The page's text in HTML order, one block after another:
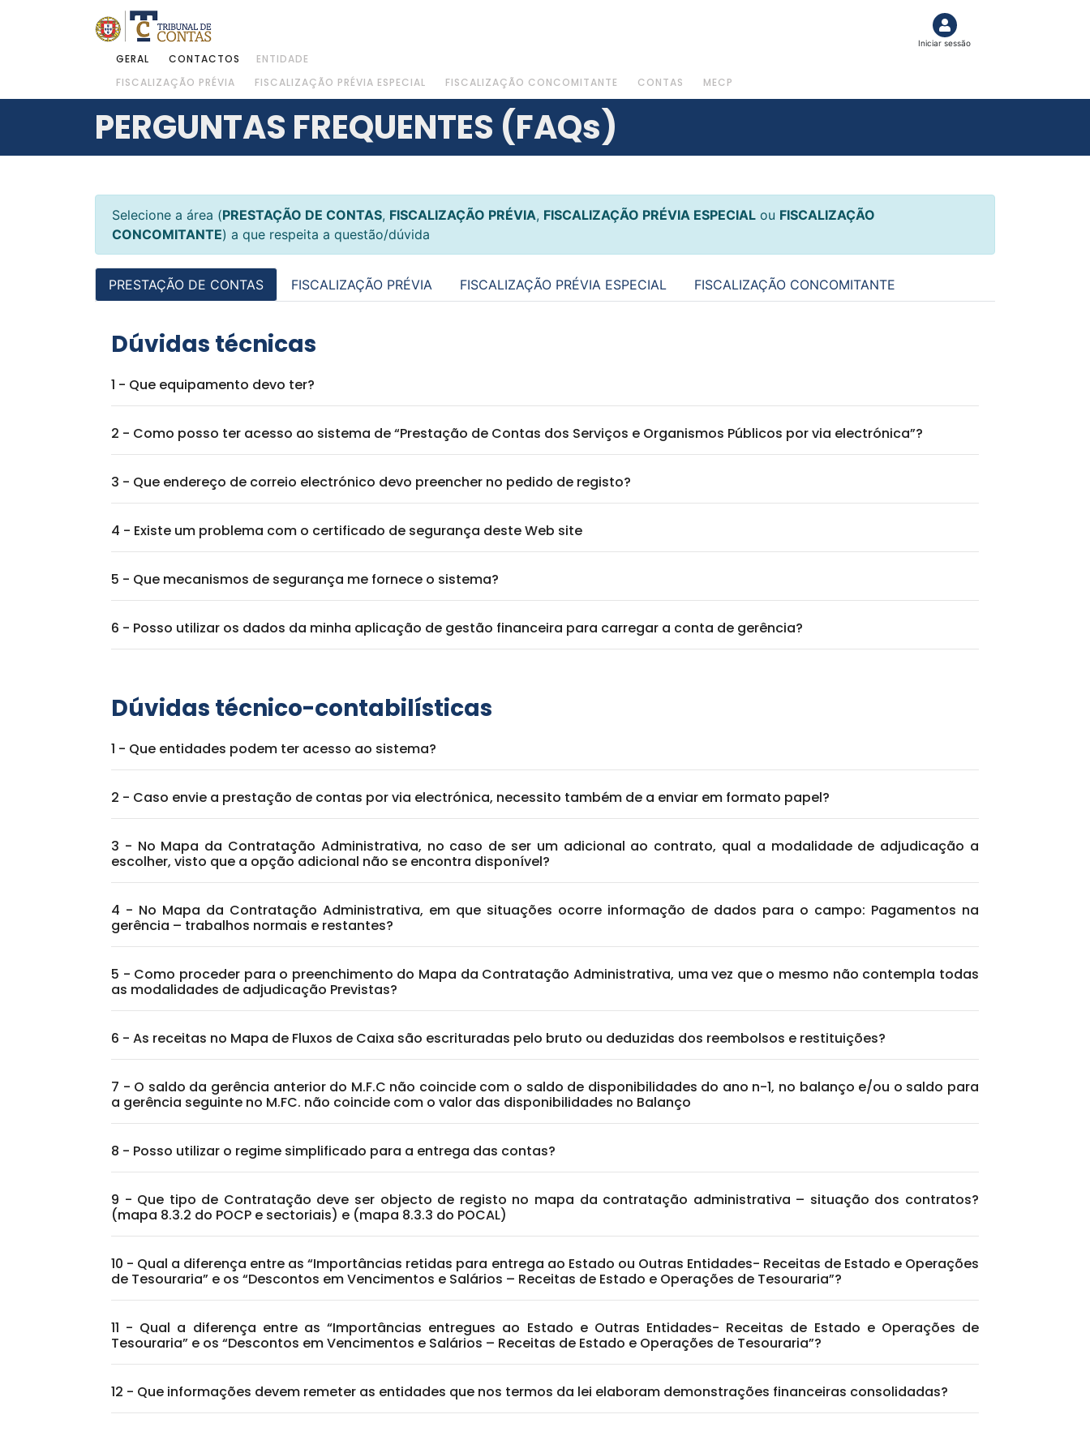
Iniciar sessão
GERAL CONTACTOS
ENTIDADE
FISCALIZAÇÃO PRÉVIA
FISCALIZAÇÃO PRÉVIA ESPECIAL FISCALIZAÇÃO CONCOMITANTE CONTAS MECP
PERGUNTAS FREQUENTES (FAQs)
Selecione a área (PRESTAÇÃO DE CONTAS, FISCALIZAÇÃO PRÉVIA, FISCALIZAÇÃO PRÉVIA ESPECIAL ou FISCALIZAÇÃO
CONCOMITANTE) a que respeita a questão/dúvida
PRESTAÇÃO DE CONTAS FISCALIZAÇÃO PRÉVIA FISCALIZAÇÃO PRÉVIA ESPECIAL FISCALIZAÇÃO CONCOMITANTE
Dúvidas técnicas
1 - Que equipamento devo ter?
2 - Como posso ter acesso ao sistema de “Prestação de Contas dos Serviços e Organismos Públicos por via electrónica”?
3 - Que endereço de correio electrónico devo preencher no pedido de registo?
4 - Existe um problema com o certificado de segurança deste Web site
5 - Que mecanismos de segurança me fornece o sistema?
6 - Posso utilizar os dados da minha aplicação de gestão financeira para carregar a conta de gerência?
Dúvidas técnico-contabilísticas
1 - Que entidades podem ter acesso ao sistema?
2 - Caso envie a prestação de contas por via electrónica, necessito também de a enviar em formato papel?
3 - No Mapa da Contratação Administrativa, no caso de ser um adicional ao contrato, qual a modalidade de adjudicação a
escolher, visto que a opção adicional não se encontra disponível?
4 - No Mapa da Contratação Administrativa, em que situações ocorre informação de dados para o campo: Pagamentos na
gerência – trabalhos normais e restantes?
5 - Como proceder para o preenchimento do Mapa da Contratação Administrativa, uma vez que o mesmo não contempla todas
as modalidades de adjudicação Previstas?
6 - As receitas no Mapa de Fluxos de Caixa são escrituradas pelo bruto ou deduzidas dos reembolsos e restituições?
7 - O saldo da gerência anterior do M.F.C não coincide com o saldo de disponibilidades do ano n-1, no balanço e/ou o saldo para
a gerência seguinte no M.FC. não coincide com o valor das disponibilidades no Balanço
8 - Posso utilizar o regime simplificado para a entrega das contas?
9 - Que tipo de Contratação deve ser objecto de registo no mapa da contratação administrativa – situação dos contratos?
(mapa 8.3.2 do POCP e sectoriais) e (mapa 8.3.3 do POCAL)
10 - Qual a diferença entre as “Importâncias retidas para entrega ao Estado ou Outras Entidades- Receitas de Estado e Operações
de Tesouraria” e os “Descontos em Vencimentos e Salários – Receitas de Estado e Operações de Tesouraria”?
11 - Qual a diferença entre as “Importâncias entregues ao Estado e Outras Entidades- Receitas de Estado e Operações de
Tesouraria” e os “Descontos em Vencimentos e Salários – Receitas de Estado e Operações de Tesouraria”?
12 - Que informações devem remeter as entidades que nos termos da lei elaboram demonstrações financeiras consolidadas?